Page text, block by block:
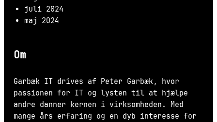
juli 2024
maj 2024
Om
Garbæk IT drives af Peter Garbæk, hvor
passionen for IT og lysten til at hjælpe
andre danner kernen i virksomheden. Med
mange års erfaring og en dyb interesse for